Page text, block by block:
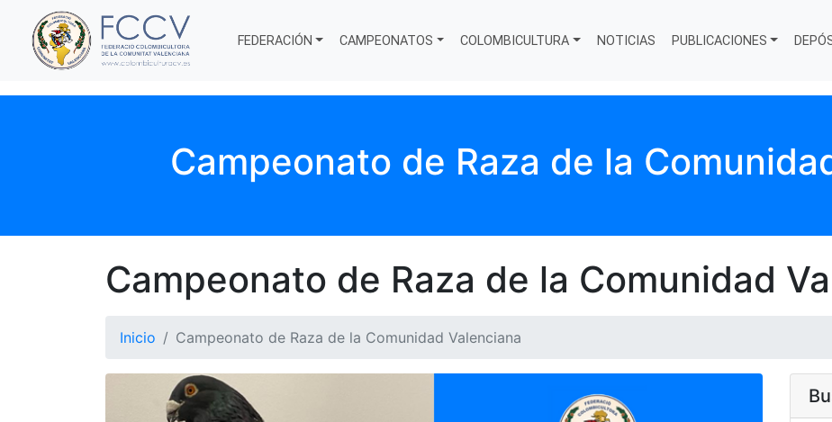
FEDERACIÓN CAMPEONATOS COLOMBICULTURA NOTICIAS PUBLICACIONES
Campeonato de Raza de la
Campeonato de Raza de la Comunidad
Inicio Campeonato de Raza de la Comunidad Valenciana